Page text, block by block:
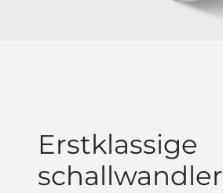
Erstklassige
schallwandler